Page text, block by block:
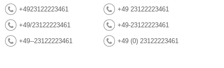
+4923122223461 +49 23122223461
+49/23122223461 +49-23122223461
+49--23122223461 +49 (0) 23122223461